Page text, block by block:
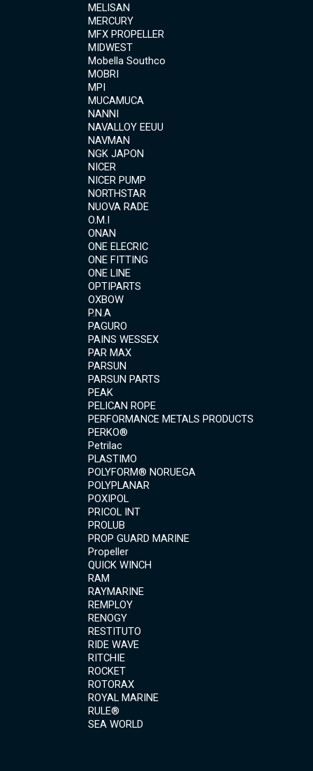
MELISAN
MERCURY
MFX PROPELLER
MIDWEST
Mobella Southco
MOBRI
MPI
MUCAMUCA
NANNI
NAVALLOY EEUU
NAVMAN
NGK JAPON
NICER
NICER PUMP
NORTHSTAR
NUOVA RADE
O.M.I
ONAN
ONE ELECRIC
ONE FITTING
ONE LINE
OPTIPARTS
OXBOW
P.N.A
PAGURO
PAINS WESSEX
PAR MAX
PARSUN
PARSUN PARTS
PEAK
PELICAN ROPE
PERFORMANCE METALS PRODUCTS
PERKO®
Petrilac
PLASTIMO
POLYFORM® NORUEGA
POLYPLANAR
POXIPOL
PRICOL INT
PROLUB
PROP GUARD MARINE
Propeller
QUICK WINCH
RAM
RAYMARINE
REMPLOY
RENOGY
RESTITUTO
RIDE WAVE
RITCHIE
ROCKET
ROTORAX
ROYAL MARINE
RULE®
SEA WORLD